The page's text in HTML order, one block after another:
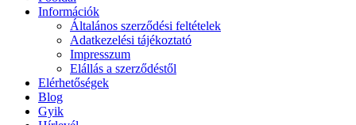
Információk
Általános szerződési feltételek
Adatkezelési tájékoztató
Impresszum
Elállás a szerződéstől
Elérhetőségek
Blog
Gyik